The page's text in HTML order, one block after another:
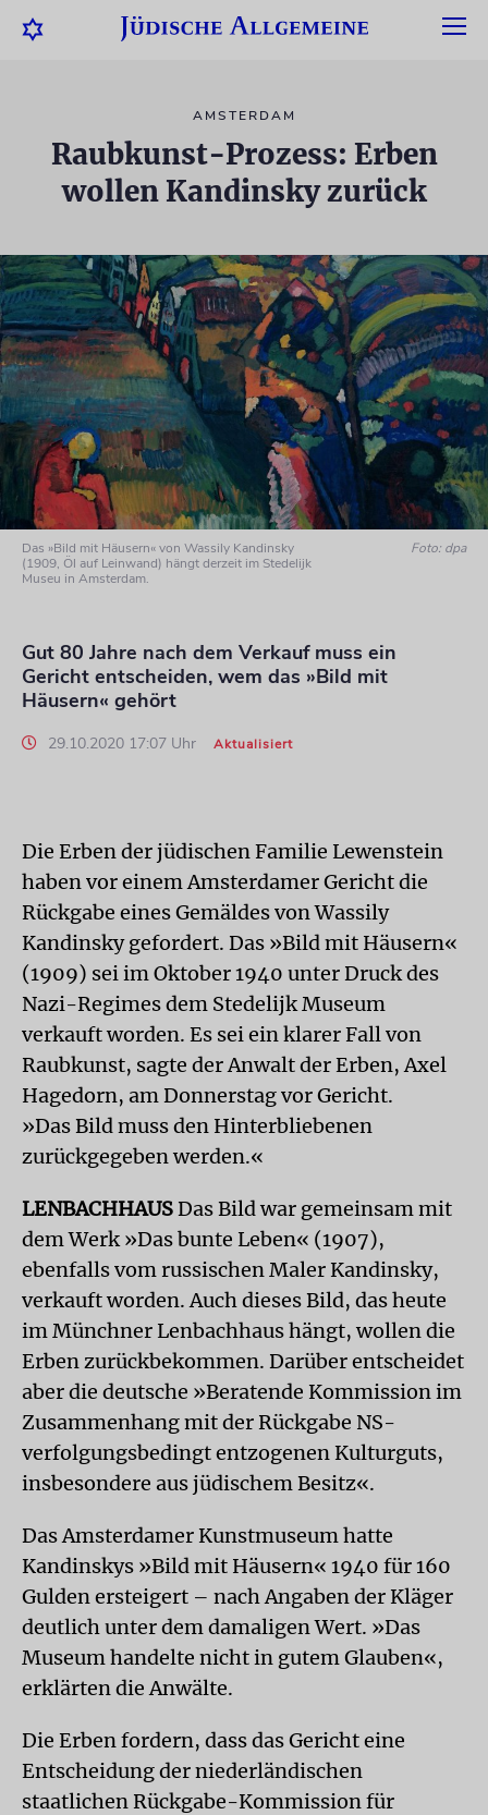
AMSTERDAM
Raubkunst-Prozess: Erben
wollen Kandinsky zurück
Das »Bild mit Häusern« von Wassily Kandinsky
(1909, Öl auf Leinwand) hängt derzeit im Stedelijk
Museu in Amsterdam.
Foto: dpa
Gut 80 Jahre nach dem Verkauf muss ein
Gericht entscheiden, wem das »Bild mit
Häusern« gehört
29.10.2020 17:07 Uhr Aktualisiert
Die Erben der jüdischen Familie Lewenstein
haben vor einem Amsterdamer Gericht die
Rückgabe eines Gemäldes von Wassily
Kandinsky gefordert. Das »Bild mit Häusern«
(1909) sei im Oktober 1940 unter Druck des
Nazi-Regimes dem Stedelijk Museum
verkauft worden. Es sei ein klarer Fall von
Raubkunst, sagte der Anwalt der Erben, Axel
Hagedorn, am Donnerstag vor Gericht.
»Das Bild muss den Hinterbliebenen
zurückgegeben werden.«
LENBACHHAUSDas Bild war gemeinsam mit
dem Werk »Das bunte Leben« (1907),
ebenfalls vom russischen Maler Kandinsky,
verkauft worden. Auch dieses Bild, das heute
im Münchner Lenbachhaus hängt, wollen die
Erben zurückbekommen. Darüber entscheidet
aber die deutsche »Beratende Kommission im
Zusammenhang mit der Rückgabe NS-
verfolgungsbedingt entzogenen Kulturguts,
insbesondere aus jüdischem Besitz«.
Das Amsterdamer Kunstmuseum hatte
Kandinskys »Bild mit Häusern« 1940 für 160
Gulden ersteigert – nach Angaben der Kläger
deutlich unter dem damaligen Wert. »Das
Museum handelte nicht in gutem Glauben«,
erklärten die Anwälte.
Die Erben fordern, dass das Gericht eine
Entscheidung der niederländischen
staatlichen Rückgabe-Kommission für